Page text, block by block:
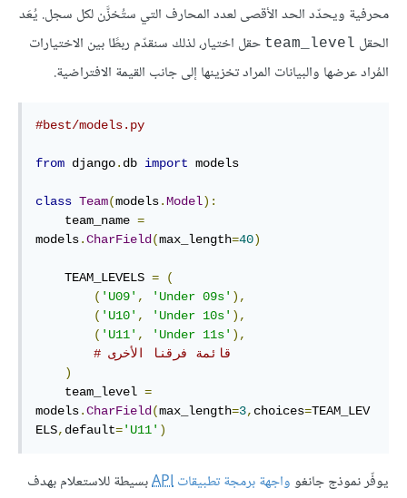
محرفية ويحدّد الحد الأقصى لعدد المحارف التي ستُخزَّن لكل سجل. يُعَد
الحقل team_level حقل اختيار، لذلك سنقدّم ربطًا بين الاختيارات
المُراد عرضها والبيانات المراد تخزينها إلى جانب القيمة الافتراضية.
#best/models.py
from django. db import models
class Team(models.Model):
    team_name
=
models.CharField(max_length=40)
    TEAM_LEVELS
=
(
( 'U09' , 'Under 09s' ),
( 'U10' , 'Under 10s' ),
( 'U11' , 'Under 11s' ),
# قائمة فرقنا الأخرى
)
    team_level
=
models.CharField(max_length=3, choices=TEAM_LEV
ELS, default='U11' )
يوفّر نموذج جانغوواجهة برمجة تطبيقاتAPIبسيطة للاستعلام بهدف